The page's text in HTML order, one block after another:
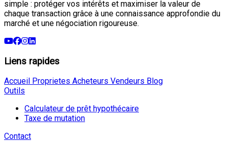
simple : protéger vos intérêts et maximiser la valeur de
chaque transaction grâce à une connaissance approfondie du
marché et une négociation rigoureuse.
Liens rapides
Accueil Proprietes Acheteurs Vendeurs Blog
Outils
Calculateur de prêt hypothécaire
Taxe de mutation
Contact